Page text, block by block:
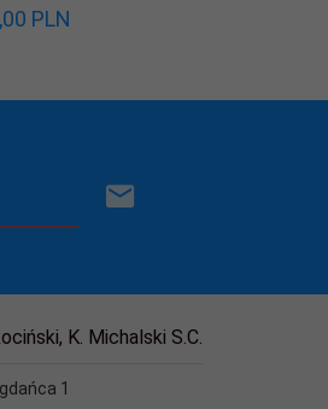
00 PLN
K. Michalski S.C.
1